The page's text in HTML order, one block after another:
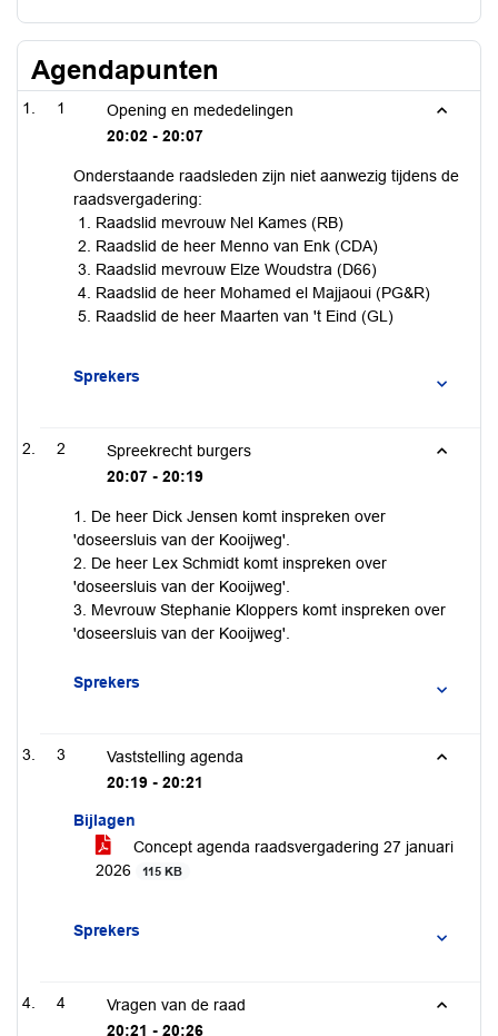
Agendapunten
1
Opening en mededelingen
20:02 - 20:07
Onderstaande raadsleden zijn niet aanwezig tijdens de
raadsvergadering:
Raadslid mevrouw Nel Kames (RB)
Raadslid de heer Menno van Enk (CDA)
Raadslid mevrouw Elze Woudstra (D66)
Raadslid de heer Mohamed el Majjaoui (PG&R)
Raadslid de heer Maarten van 't Eind (GL)
Sprekers
2
Spreekrecht burgers
20:07 - 20:19
1. De heer Dick Jensen komt inspreken over
'doseersluis van der Kooijweg'.
2. De heer Lex Schmidt komt inspreken over
'doseersluis van der Kooijweg'.
3. Mevrouw Stephanie Kloppers komt inspreken over
'doseersluis van der Kooijweg'.
Sprekers
3
Vaststelling agenda
20:19 - 20:21
Bijlagen
Concept agenda raadsvergadering 27 januari
2026
115 KB
Sprekers
4
Vragen van de raad
20:21 - 20:26